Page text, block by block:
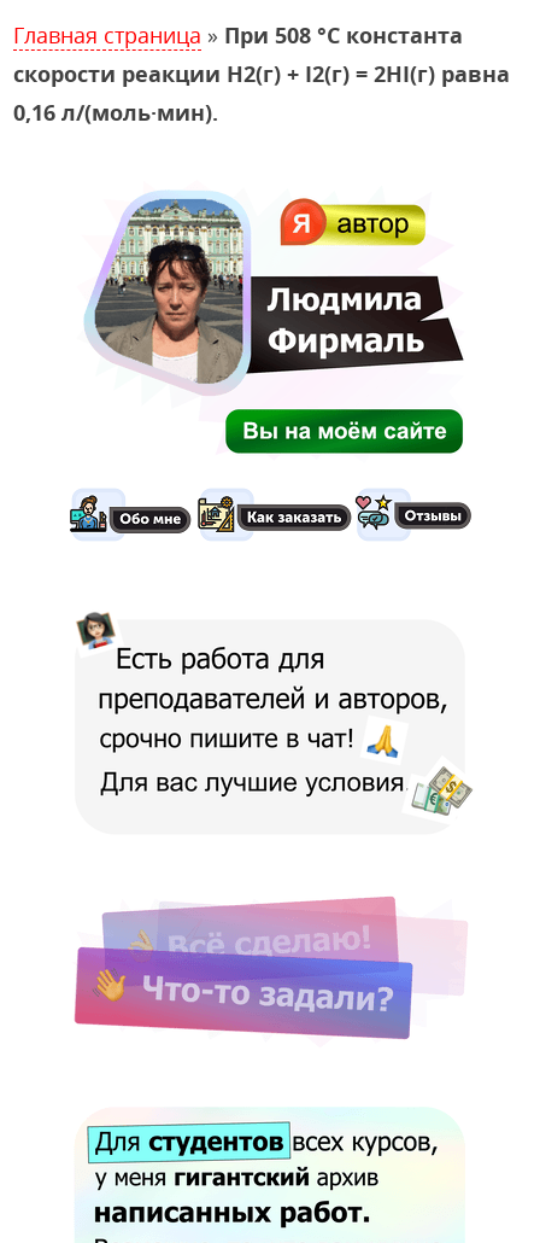
Главная страница » При 508 °С константа
скорости реакции H2(г) + I2(г) = 2HI(г) равна
0,16 л/(моль·мин).